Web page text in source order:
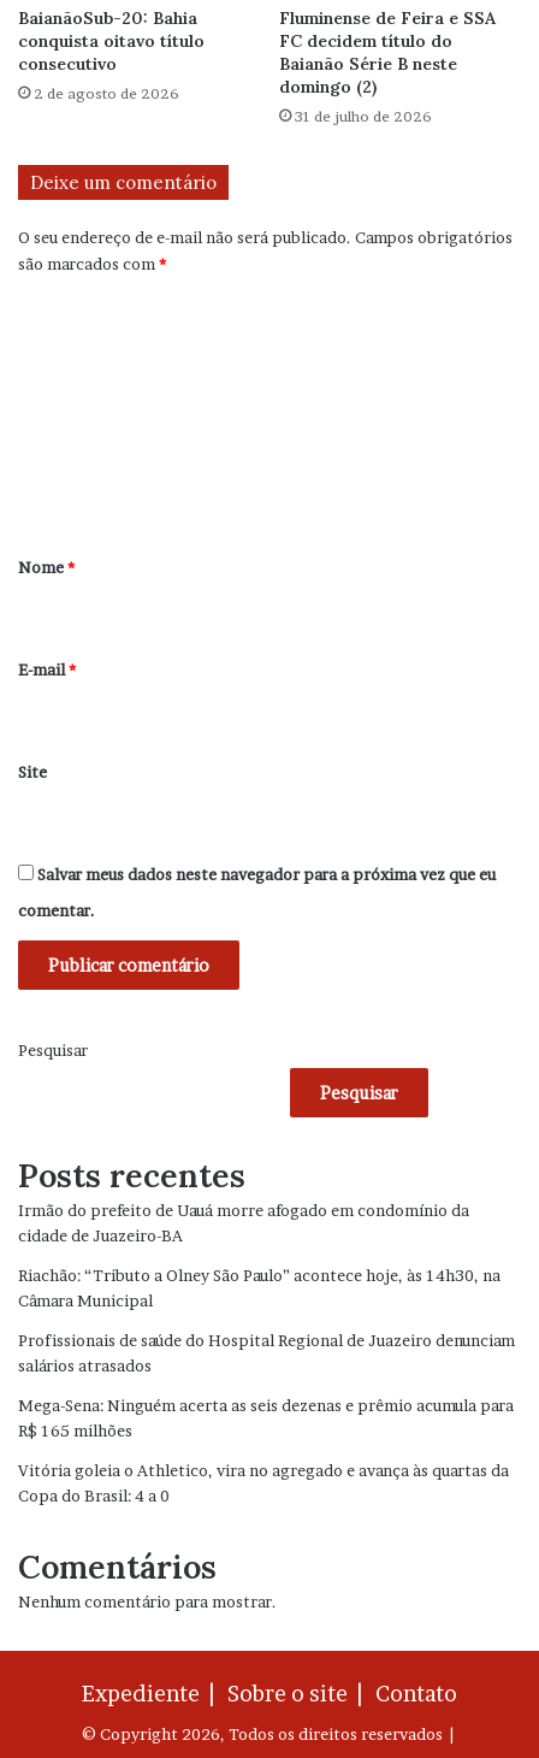
BaianãoSub-20: Bahia
conquista oitavo título
consecutivo
2 de agosto de 2026
Fluminense de Feira e SSA
FC decidem título do
Baianão Série B neste
domingo (2)
31 de julho de 2026
Deixe um comentário
O seu endereço de e-mail não será publicado. Campos obrigatórios
são marcados com *
r
*
Nome*
E-mail*
Site
Salvar meus dados neste navegador para a próxima vez que eu
comentar.
Pesquisar
Pesquisar
Posts recentes
Irmão do prefeito de Uauá morre afogado em condomínio da
cidade de Juazeiro-BA
Riachão: “Tributo a Olney São Paulo” acontece hoje, às 14h30, na
Câmara Municipal
Profissionais de saúde do Hospital Regional de Juazeiro denunciam
salários atrasados
Mega-Sena: Ninguém acerta as seis dezenas e prêmio acumula para
R$ 165 milhões
Vitória goleia o Athletico, vira no agregado e avança às quartas da
Copa do Brasil: 4 a 0
Comentários
Nenhum comentário para mostrar.
Expediente | Sobre o site | Contato
© Copyright 2026, Todos os direitos reservados |